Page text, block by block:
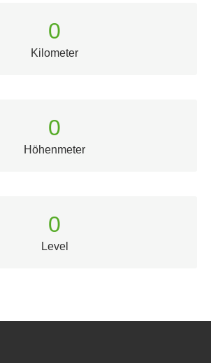
0
Kilometer
0
Höhenmeter
0
Level